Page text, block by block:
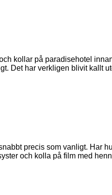
kollar på paradisehotel
Det har verkligen blivit kallt
precis som vanligt. Har
och kolla på film med